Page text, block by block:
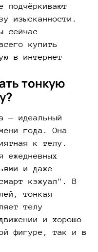
подчёркивают
изысканности.
сейчас
купить
в интернет
тонкую
— идеальный
года. Она
к телу.
ежедневных
и даже
кэжуал". В
тонкая
телу
и хорошо
фигуре, так и в